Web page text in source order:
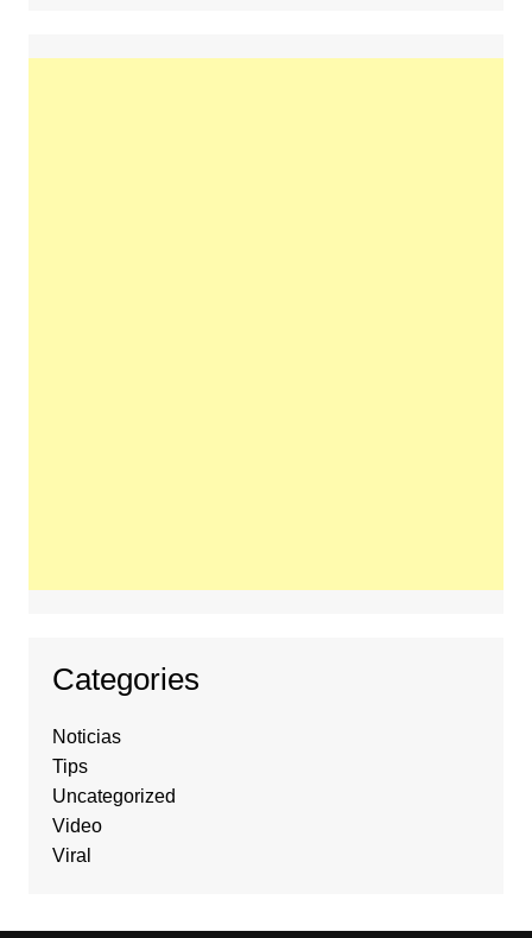
Categories
Noticias
Tips
Uncategorized
Video
Viral